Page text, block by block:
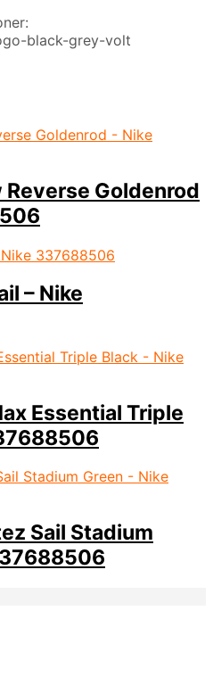
black-grey-volt
Reverse Goldenrod
– Nike
Essential Triple
Sail Stadium